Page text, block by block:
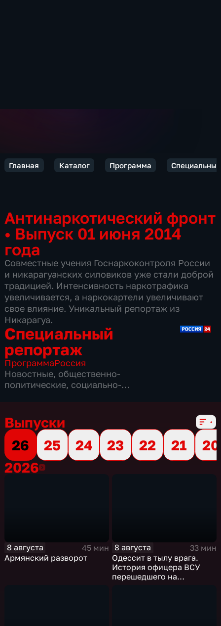
Главная Каталог Программа
Антинаркотический фронт
• Выпуск 01 июня 2014
года
Совместные учения Госнаркоконтроля России
и никарагуанских силовиков уже стали доброй
традицией. Интенсивность наркотрафика
увеличивается, а наркокартели увеличивают
свое влияние. Уникальный репортаж из
Никарагуа.
Специальный
репортаж
ПрограммаРоссия
Новостные, общественно-
политические, социально-
Выпуски
26
25 24 23 22 21
20
20262026
8 августа
45 мин
Армянский разворот
8 августа
33 мин
Одессит в тылу врага.
История офицера ВСУ
перешедшего на